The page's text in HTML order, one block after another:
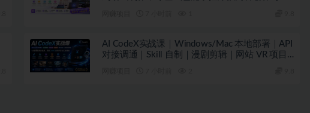
AI CodeX实战课｜Windows/Mac 本地部署｜API
对接调通｜Skill 自制｜漫剧剪辑｜网站 VR 项目